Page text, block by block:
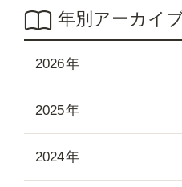
年別アーカイ
2026
2025
2024